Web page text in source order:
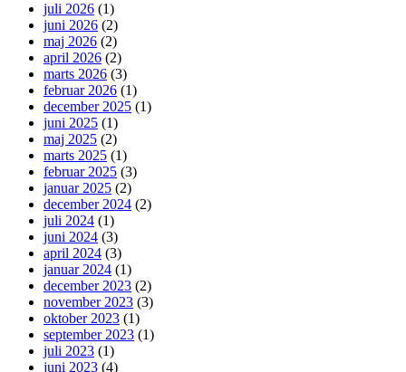
juli 2026 (1)
juni 2026 (2)
maj 2026 (2)
april 2026 (2)
marts 2026 (3)
februar 2026 (1)
december 2025 (1)
juni 2025 (1)
maj 2025 (2)
marts 2025 (1)
februar 2025 (3)
januar 2025 (2)
december 2024 (2)
juli 2024 (1)
juni 2024 (3)
april 2024 (3)
januar 2024 (1)
december 2023 (2)
november 2023 (3)
oktober 2023 (1)
september 2023 (1)
juli 2023 (1)
juni 2023 (4)